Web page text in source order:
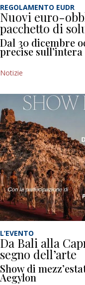
REGOLAMENTO EUDR
Nuovi euro-
pacchetto di
Dal 30 dicembre
precise
Notizie
L’EVENTO
Da Bali alla
segno dell’arte
Show di
Aegylon